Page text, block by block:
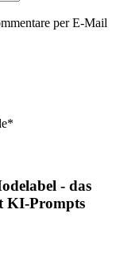
per E-Mail
*
- das
KI-Prompts